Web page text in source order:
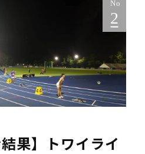
結果】トワイライ